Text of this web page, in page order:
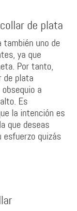
de plata
uno de
ya que
Por tanto,
de plata
a
Es
la intención es
que deseas
esfuerzo quizás